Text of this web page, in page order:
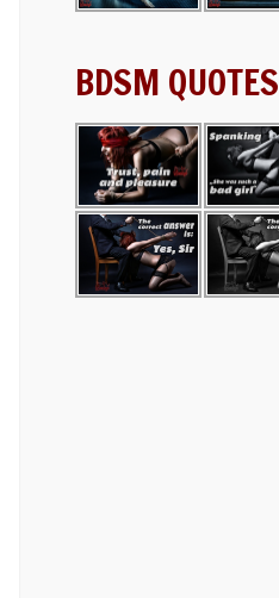
BDSM QUOTES